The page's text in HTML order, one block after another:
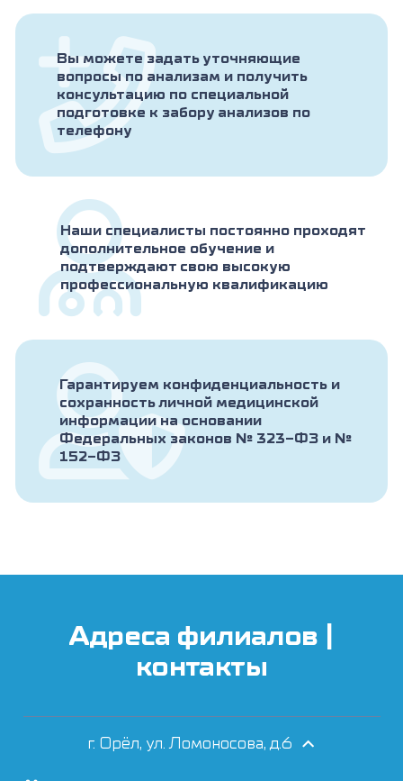
Вы можете задать уточняющие
вопросы по анализам и получить
консультацию по специальной
подготовке к забору анализов по
телефону
Наши специалисты постоянно проходят
дополнительное обучение и
подтверждают свою высокую
профессиональную квалификацию
Гарантируем конфиденциальность и
сохранность личной медицинской
информации на основании
Федеральных законов № 323-ФЗ и №
152-ФЗ
Адреса филиалов |
контакты
г. Орёл, ул. Ломоносова, д.6